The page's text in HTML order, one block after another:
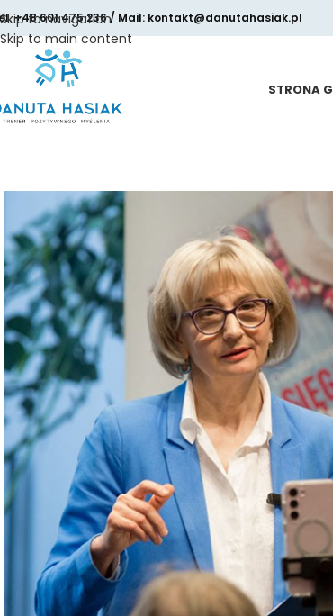
Skip to navigation
Skip to main content
+48 601 475 236 / Mail: kontakt@danutahasiak.pl
STRONA